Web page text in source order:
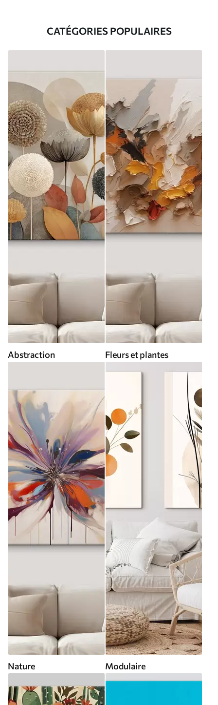
CATÉGORIES POPULAIRES
Abstraction Fleurs et plantes
Nature Modulaire